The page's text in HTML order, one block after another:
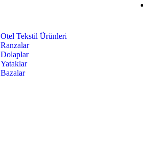
Otel Tekstil Ürünleri
Ranzalar
Dolaplar
Yataklar
Bazalar